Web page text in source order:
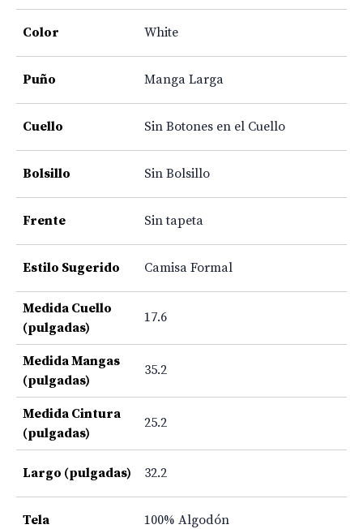
Color White
Puño Manga Larga
Cuello Sin Botones en el Cuello
Bolsillo Sin Bolsillo
Frente Sin tapeta
Estilo Sugerido Camisa Formal
Medida Cuello
(pulgadas)
17.6
Medida Mangas
(pulgadas)
35.2
Medida Cintura
(pulgadas)
25.2
Largo (pulgadas) 32.2
Tela 100% Algodón